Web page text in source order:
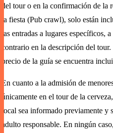
del tour o en la confirmación de la
la fiesta (Pub crawl), solo están
las entradas a lugares específicos,
contrario en la descripción del
precio de la guía se encuentra
En cuanto a la admisión de
únicamente en el tour de la
local sea informado previamente y
adulto responsable. En ningún